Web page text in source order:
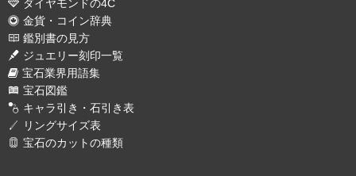
ダイヤモンドの4C
金貨・コイン辞典
鑑別書の見方
ジュエリー刻印一覧
宝石業界用語集
宝石図鑑
キャラ引き・石引き表
リングサイズ表
宝石のカットの種類